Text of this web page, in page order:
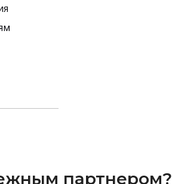
партнером?